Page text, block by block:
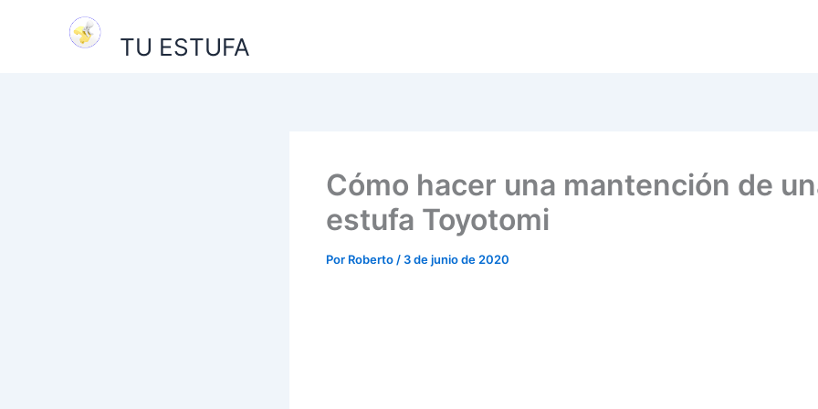
TU ESTUFA
Cómo hacer una mantención de
estufa Toyotomi
Por Roberto / 3 de junio de 2020